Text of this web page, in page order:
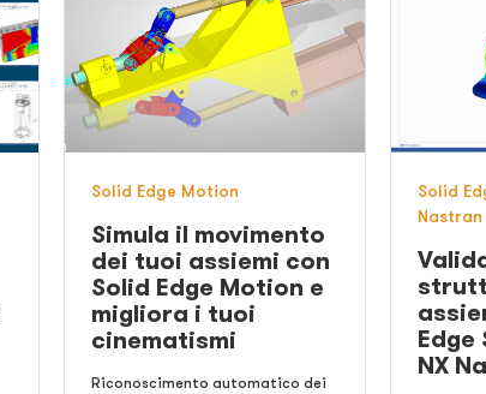
Solid Edge Motion
Simula il movimento
dei tuoi assiemi con
Solid Edge Motion e
migliora i tuoi
cinematismi
Riconoscimento automatico dei
Solid
Nastran
NX